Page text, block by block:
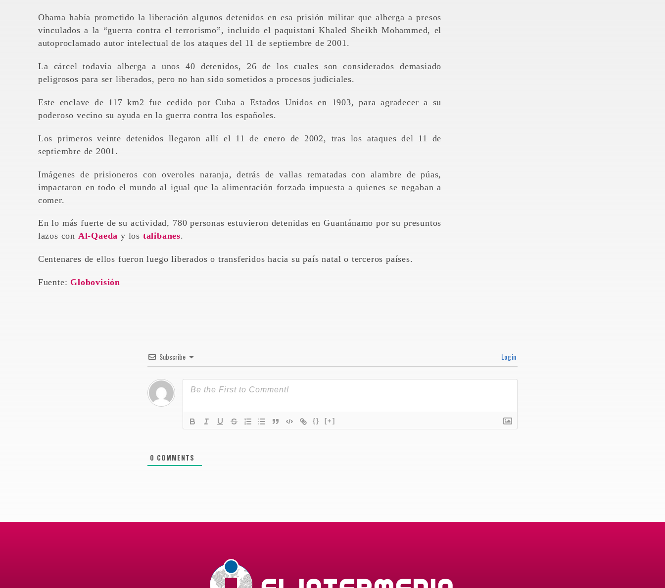
Obama había prometido la liberación algunos detenidos en esa prisión militar que alberga a presos
vinculados a la “guerra contra el terrorismo”, incluido el paquistaní Khaled Sheikh Mohammed, el
autoproclamado autor intelectual de los ataques del 11 de septiembre de 2001.
La cárcel todavía alberga a unos 40 detenidos, 26 de los cuales son considerados demasiado
peligrosos para ser liberados, pero no han sido sometidos a procesos judiciales.
Este enclave de 117 km2 fue cedido por Cuba a Estados Unidos en 1903, para agradecer a su
poderoso vecino su ayuda en la guerra contra los españoles.
Los primeros veinte detenidos llegaron allí el 11 de enero de 2002, tras los ataques del 11 de
septiembre de 2001.
Imágenes de prisioneros con overoles naranja, detrás de vallas rematadas con alambre de púas,
impactaron en todo el mundo al igual que la alimentación forzada impuesta a quienes se negaban a
comer.
En lo más fuerte de su actividad, 780 personas estuvieron detenidas en Guantánamo por su presuntos
lazos con Al-Qaeda y los talibanes.
Centenares de ellos fueron luego liberados o transferidos hacia su país natal o terceros países.
Fuente: Globovisión
Subscribe Login
{} [+]
0 COMMENTS